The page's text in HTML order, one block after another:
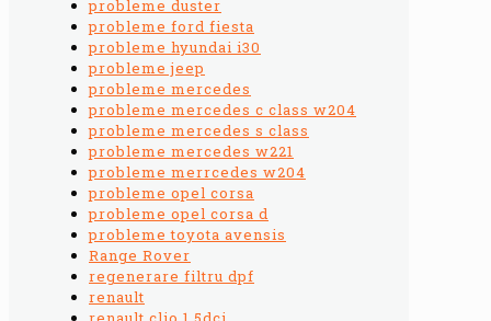
probleme duster
probleme ford fiesta
probleme hyundai i30
probleme jeep
probleme mercedes
probleme mercedes c class w204
probleme mercedes s class
probleme mercedes w221
probleme merrcedes w204
probleme opel corsa
probleme opel corsa d
probleme toyota avensis
Range Rover
regenerare filtru dpf
renault